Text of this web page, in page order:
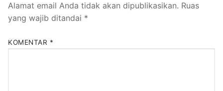
Alamat email Anda tidak akan dipublikasikan. Ruas
yang wajib ditandai *
KOMENTAR *